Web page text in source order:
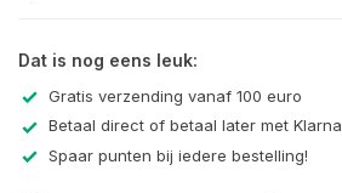
Dat is nog eens leuk:
Gratis verzending vanaf 100 euro
Betaal direct of betaal later met Klarna
Spaar punten bij iedere bestelling!